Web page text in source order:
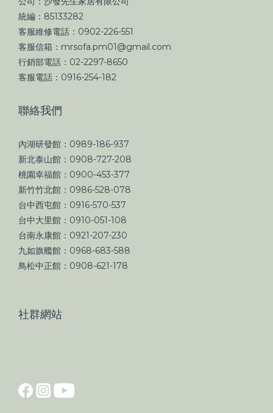
統編：85133282
客服維修電話：0902-226-551
客服信箱：mrsofa.pm01@gmail.com
行銷部電話：02-2297-8650
客服電話：0916-254-182
聯絡我們
內湖研發館：0989-186-937
新北泰山館：0908-727-208
桃園幸福館：0900-453-377
新竹竹北館：0986-528-078
台中西屯館：0916-570-537
台中大里館：0910-051-108
台南永康館：0921-207-230
九如旗艦館：0968-683-588
鳥松中正館：0908-621-178
社群網站